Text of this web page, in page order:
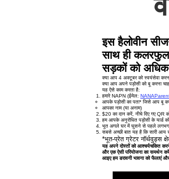
इस हैलोवीन
साथ ही कलरफुल
सड़कों को अधिक
क्या आप 4 अक्टूबर को स्वयंसेवा
क्या आप अपने पड़ोसी को बू करना
यह ऐसे काम करता है:
हमारे NAPN (ईमेल:
आपके पड़ोसी का पता* जिसे आप बू
आपका नाम (या अनाम)
$20 का दान करें, नीचे दिए गए QR
हम आपके अनुरोधित पड़ोसी के
भूत अगले घर में घुसने से पहले लगभग
सबसे अच्छी बात यह है कि सारी आय
*भूत-प्रेत ग्रेटर नॉर्थवुड्स
यह अपने दोस्तों को आश्चर्यचकित
और एक ऐसी परियोजना का समर्थन
आइए हम डरावनी भावना को फैलाएं